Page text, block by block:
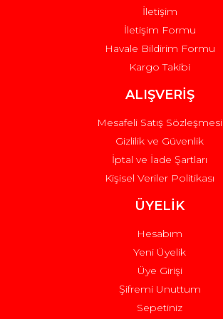
Gönder
İletişim
İletişim Formu
Havale Bildirim Formu
Kargo Takibi
ALIŞVERİŞ
Mesafeli Satış Sözleşmesi
Gizlilik ve Güvenlik
İptal ve İade Şartları
Kişisel Veriler Politikası
ÜYELİK
Hesabım
Yeni Üyelik
Üye Girişi
Şifremi Unuttum
Sepetiniz